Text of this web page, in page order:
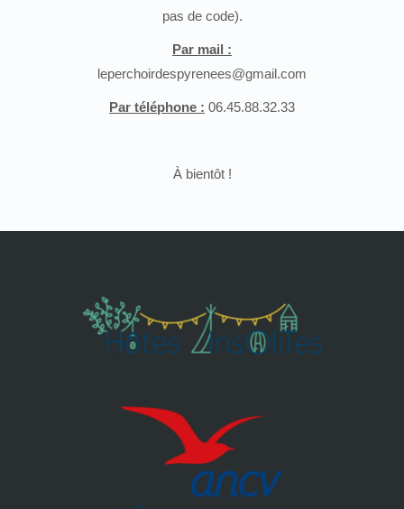
pas de code).
Par mail :
leperchoirdespyrenees@gmail.com
Par téléphone : 06.45.88.32.33
À bientôt !